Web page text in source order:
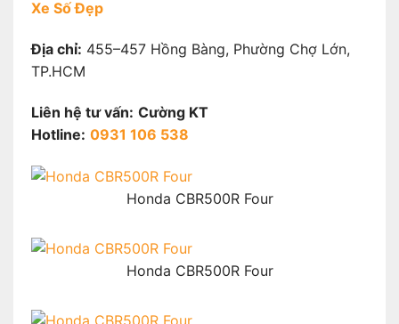
Xe Số Đẹp
Địa chỉ: 455–457 Hồng Bàng, Phường Chợ Lớn,
TP.HCM
Liên hệ tư vấn: Cường KT
Hotline: 0931 106 538
Honda CBR500R Four
Honda CBR500R Four